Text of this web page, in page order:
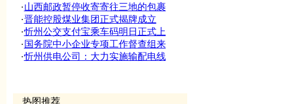
·山西邮政暂停收寄寄往三地的包裹
·晋能控股煤业集团正式揭牌成立
·忻州公交支付宝乘车码明日正式上
· 国务院中小企业专项工作督查组来
·忻州供电公司：大力实施输配电线
热图推荐